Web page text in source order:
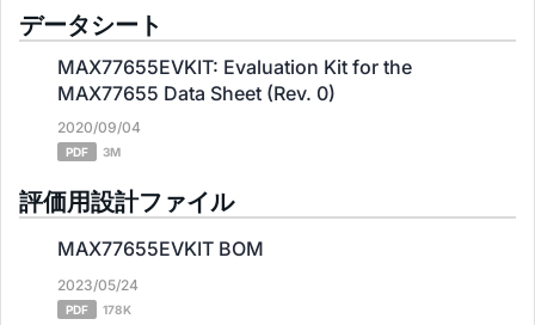
データシート
MAX77655EVKIT: Evaluation Kit for the
MAX77655 Data Sheet (Rev. 0)
2020/09/04
PDF 3M
評価用設計ファイル
MAX77655EVKIT BOM
2023/05/24
PDF 178K